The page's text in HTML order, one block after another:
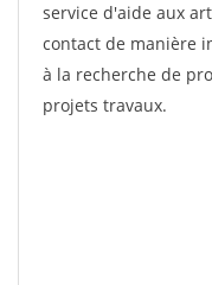
service d'aide aux
contact de manière
à la recherche de
projets travaux.